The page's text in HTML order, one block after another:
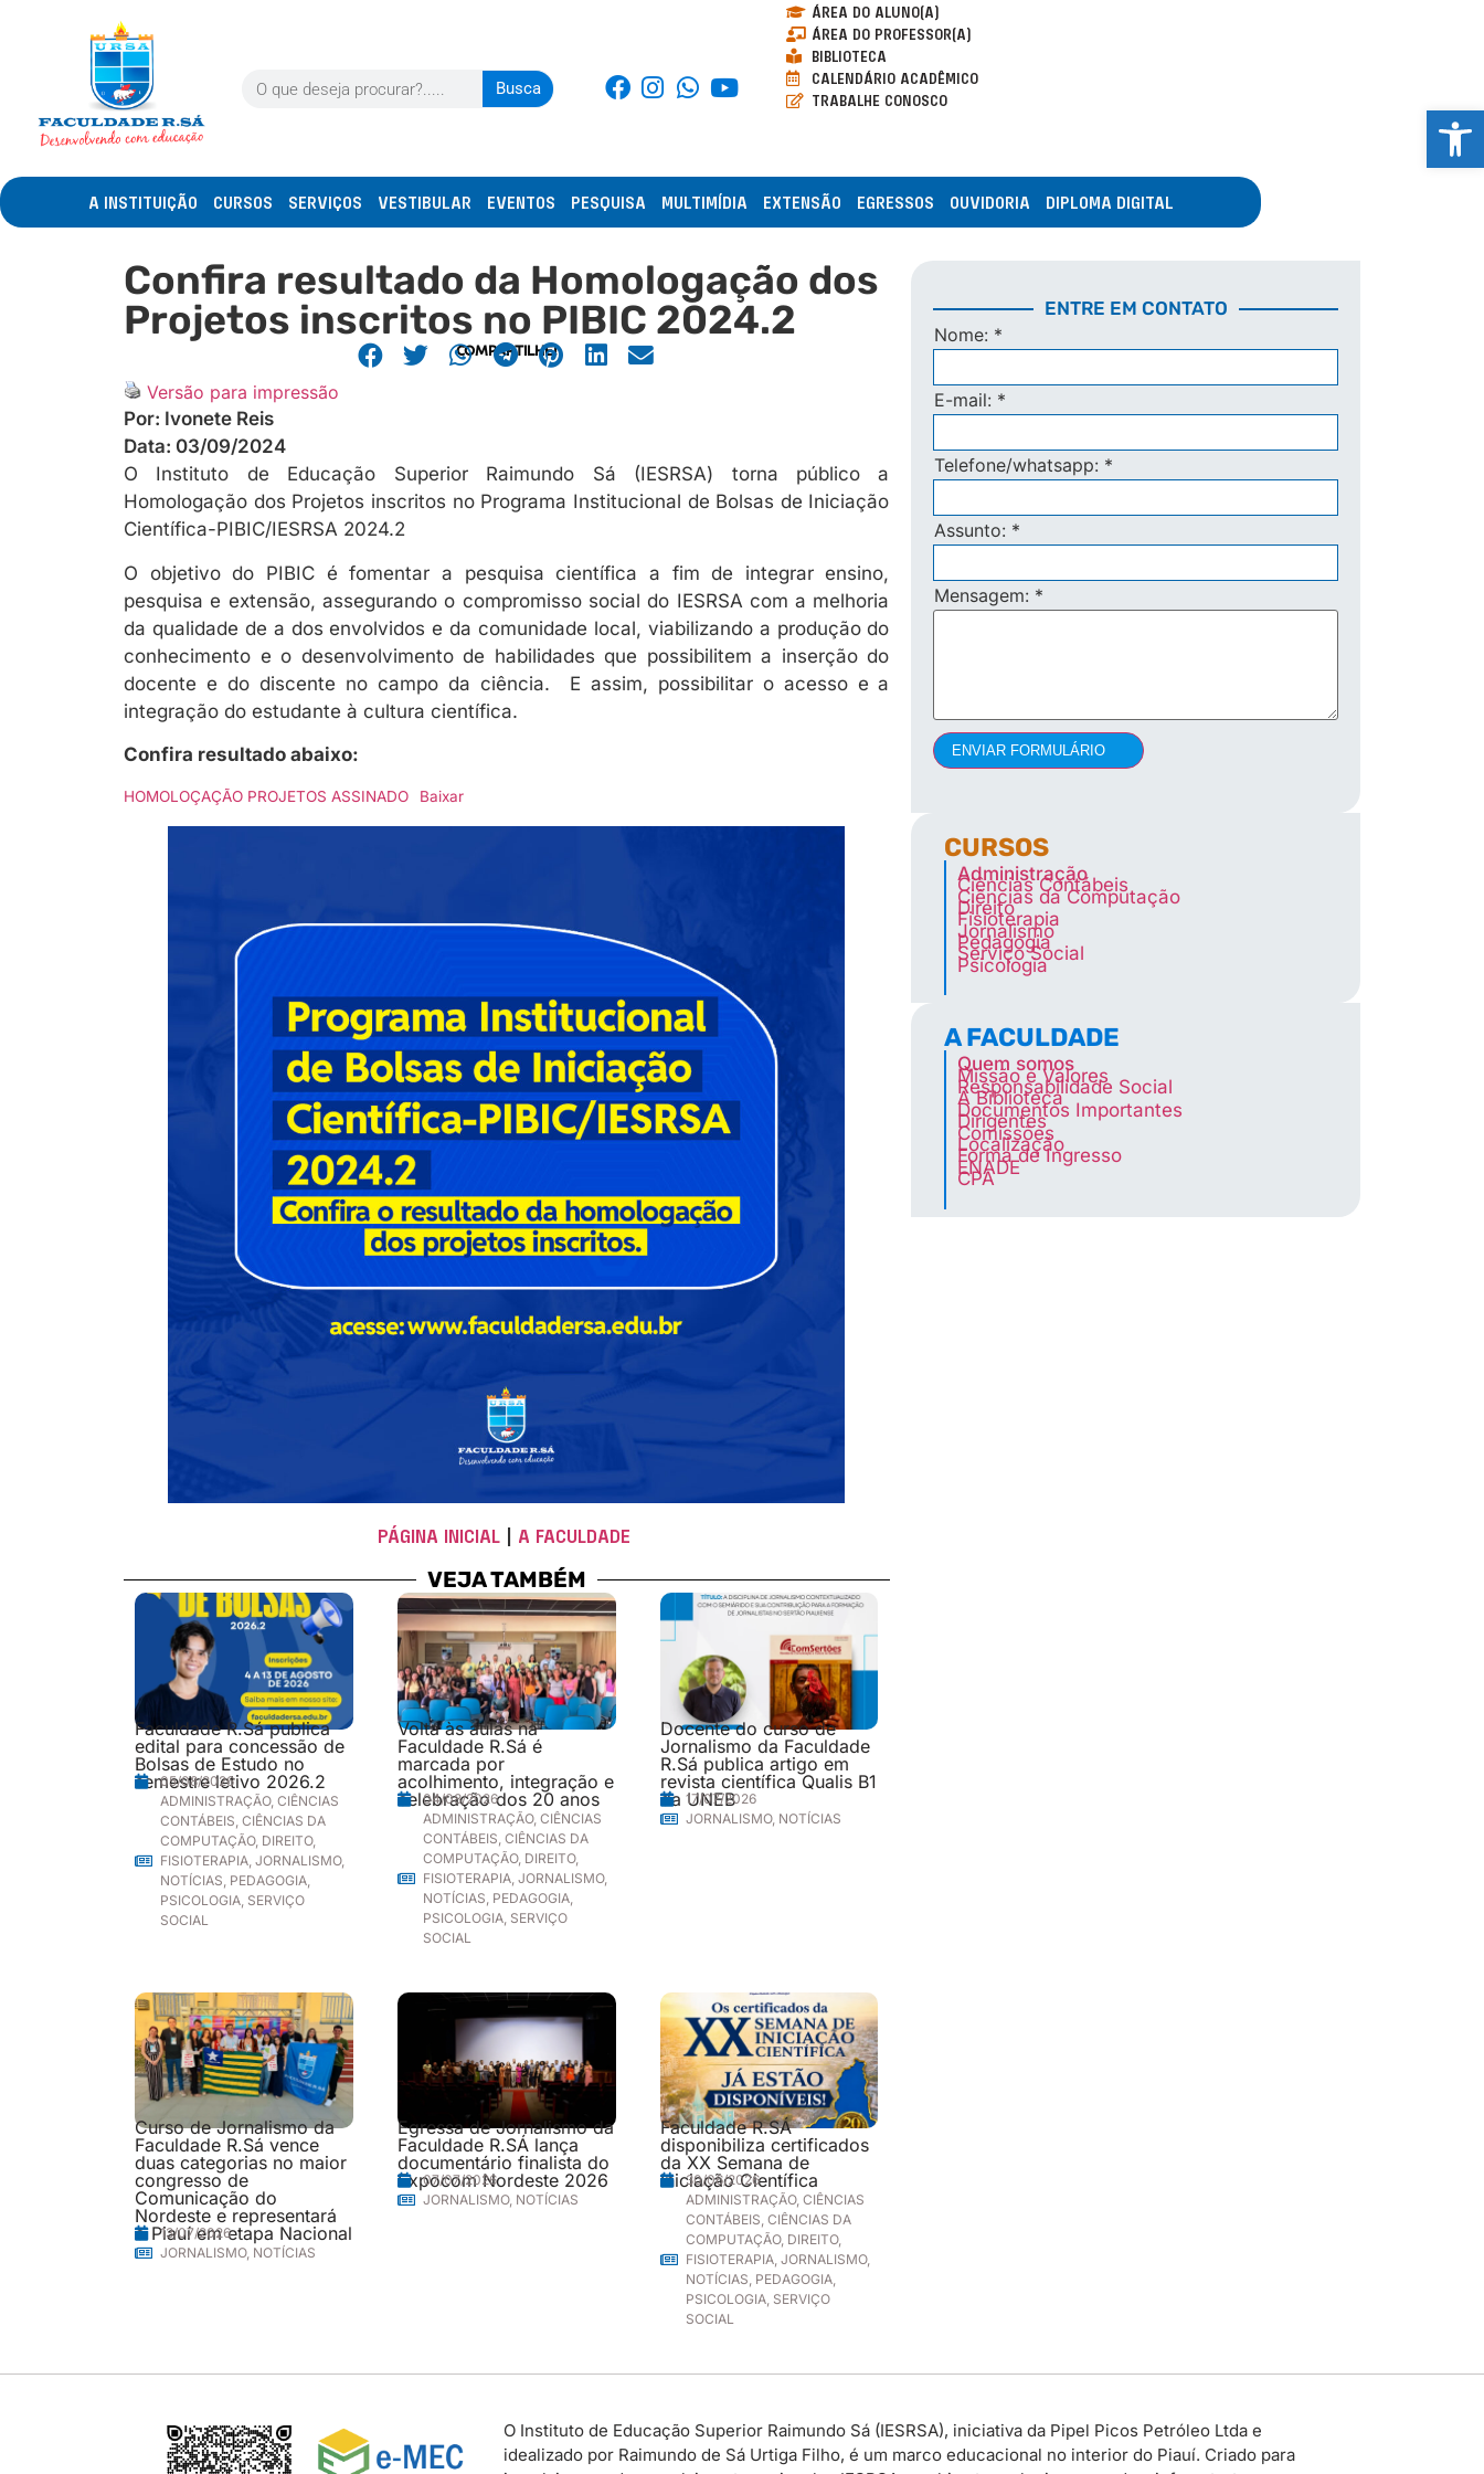
Busca
ÁREA DO ALUNO(A)
ÁREA DO PROFESSOR(A)
BIBLIOTECA
CALENDÁRIO ACADÊMICO
TRABALHE CONOSCO
A INSTITUIÇÃO CURSOS SERVIÇOS VESTIBULAR EVENTOS PESQUISA MULTIMÍDIA EXTENSÃO EGRESSOS OUVIDORIA DIPLOMA DIGITAL
Confira resultado da Homologação dos
Projetos inscritos no PIBIC 2024.2
COMPARTILHE!
Versão para impressão
Por: Ivonete Reis
Data: 03/09/2024
O Instituto de Educação Superior Raimundo Sá (IESRSA) torna público a
Homologação dos Projetos inscritos no Programa Institucional de Bolsas de Iniciação
Científica-PIBIC/IESRSA 2024.2
O objetivo do PIBIC é fomentar a pesquisa científica a fim de integrar ensino,
pesquisa e extensão, assegurando o compromisso social do IESRSA com a melhoria
da qualidade de a dos envolvidos e da comunidade local, viabilizando a produção do
conhecimento e o desenvolvimento de habilidades que possibilitem a inserção do
docente e do discente no campo da ciência. E assim, possibilitar o acesso e a
integração do estudante à cultura científica.
Confira resultado abaixo:
HOMOLOÇAÇÃO PROJETOS ASSINADO Baixar
PÁGINA INICIAL| A FACULDADE
VEJA TAMBÉM
Faculdade R.Sá publica
edital para concessão de
Bolsas de Estudo no
semestre letivo 2026.2
05/08/2026
ADMINISTRAÇÃO, CIÊNCIAS
CONTÁBEIS CIÊNCIAS DA
COMPUTAÇÃO, DIREITO,
FISIOTERAPIA JORNALISMO,
NOTÍCIAS PEDAGOGIA
PSICOLOGIA SERVIÇO
SOCIAL
Volta às aulas na
Faculdade R.Sá é
marcada por
acolhimento, integração e
celebração dos 20 anos
04/08/2026
ADMINISTRAÇÃO, CIÊNCIAS
CONTÁBEIS CIÊNCIAS DA
COMPUTAÇÃO, DIREITO,
FISIOTERAPIA, JORNALISMO,
NOTÍCIAS PEDAGOGIA,
PSICOLOGIA, SERVIÇO
SOCIAL
Docente do curso de
Jornalismo da Faculdade
R.Sá publica artigo em
revista científica Qualis B1
da UNEB
17/07/2026
JORNALISMO, NOTÍCIAS
Curso de Jornalismo da
Faculdade R.Sá vence
duas categorias no maior
congresso de
Comunicação do
Nordeste e representará
o Piauí em etapa Nacional
13/07/2026
JORNALISMO, NOTÍCIAS
Egressa de Jornalismo da
Faculdade R.SÁ lança
documentário finalista do
Expocom Nordeste 2026
07/07/2026
JORNALISMO, NOTÍCIAS
Faculdade R.SÁ
disponibiliza certificados
da XX Semana de
Iniciação Científica
30/06/2026
ADMINISTRAÇÃO, CIÊNCIAS
CONTÁBEIS, CIÊNCIAS DA
COMPUTAÇÃO, DIREITO,
FISIOTERAPIA, JORNALISMO,
NOTÍCIAS, PEDAGOGIA,
PSICOLOGIA, SERVIÇO
SOCIAL
ENTRE EM CONTATO
Nome: *
E-mail: *
Telefone/whatsapp: *
Assunto: *
Mensagem: *
ENVIAR FORMULÁRIO
CURSOS
Administração
Ciências Contábeis
Ciências da Computação
Direito
Fisioterapia
Jornalismo
Pedagogia
Serviço Social
Psicologia
A FACULDADE
Quem somos
Missão e Valores
Responsabilidade Social
A Biblioteca
Documentos Importantes
Dirigentes
Comissões
Localização
Forma de Ingresso
ENADE
CPA
O Instituto de Educação Superior Raimundo Sá (IESRSA), iniciativa da Pipel Picos Petróleo Ltda e
idealizado por Raimundo de Sá Urtiga Filho, é um marco educacional no interior do Piauí. Criado para
Abrir